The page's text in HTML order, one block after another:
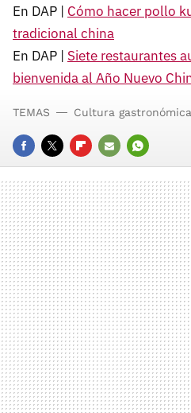
En DAP | Cómo hacer pollo
tradicional china
En DAP | Siete restaurantes
bienvenida al Año Nuevo
FACEBOOK
TWITTERFLIPBOARD
E-
MAIL
WHATSAPP
TEMAS Cultura gastronómica